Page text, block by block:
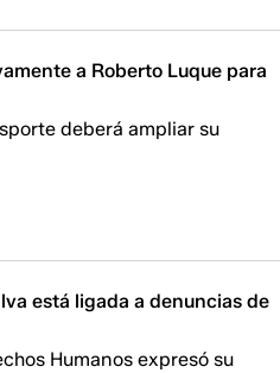
a Roberto Luque para
deberá ampliar su
está ligada a denuncias de
Humanos expresó su